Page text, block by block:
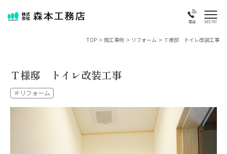
電話 MENU
TOP > 施工事例 > リフォーム > Ｔ様邸 トイレ改装工事
Ｔ様邸 トイレ改装工事
＃リフォーム